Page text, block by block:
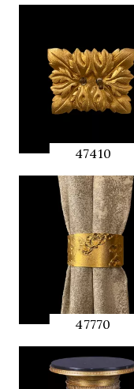
QUICK
47410
QUICK
PREVIEW
47770
QUICK
PREVIEW